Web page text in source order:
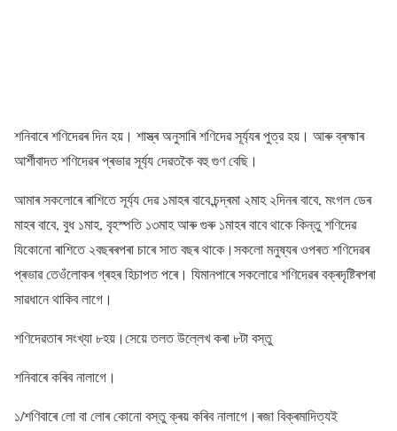
শনিবাৰে শণিদেৱৰ দিন হয়। শাস্ত্ৰ অনুসাৰি শণিদেৱ সূৰ্য্যৰ পুত্র হয়। আৰু ব্ৰহ্মাৰ
আৰ্শীবাদত শণিদেৱৰ প্ৰভাৱ সূৰ্য্য দেৱতকৈ বহু গুণ বেছি।
আমাৰ সকলোৰে ৰাশিতে সূৰ্য্য দেৱ ১মাহৰ বাবে,চন্দ্ৰমা ২মাহ ২দিনৰ বাবে, মংগল ডেৰ
মাহৰ বাবে, বুধ ১মাহ, বৃহস্পতি ১৩মাহ আৰু গুৰু ১মাহৰ বাবে থাকে কিন্তু শণিদেৱ
যিকোনো ৰাশিতে ২বছৰৰপৰা চাৰে সাত বছৰ থাকে।সকলো মনুষ্যৰ ওপৰত শণিদেৱৰ
প্ৰভাৱ তেওঁলোকৰ গ্ৰহৰ হিচাপত পৰে। যিমানপাৰে সকলোৱে শণিদেৱৰ বক্ৰদৃষ্টিৰপৰা
সাৱধানে থাকিব লাগে।
শণিদেৱতাৰ সংখ্যা ৮হয়।সেয়ে তলত উল্লেখ কৰা ৮টা বস্তু
শনিবাৰে কৰিব নালাগে।
১/শণিবাৰে লো বা লোৰ কোনো বস্তু ক্ৰয় কৰিব নালাগে।ৰজা বিক্ৰমাদিত্যই